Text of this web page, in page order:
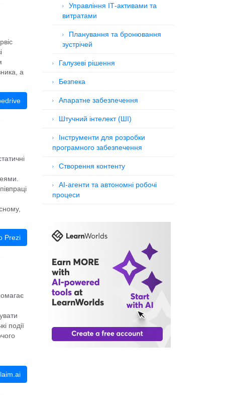
а
Prezi
події
Управління ІТ-активами та
витратами
Планування та бронювання
зустрічей
Галузеві рішення
Безпека
Апаратне забезпечення
Штучний інтелект (ШІ)
Інструменти для розробки
програмного забезпечення
Створення контенту
AI-агенти та автономні робочі
процеси